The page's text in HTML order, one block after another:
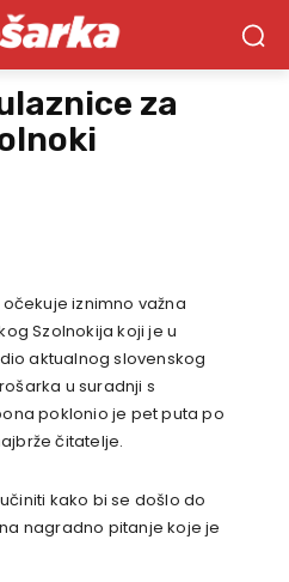
za
iznimno važna
Szolnokija koji je u
aktualnog slovenskog
u suradnji s
poklonio je pet puta po
čitatelje.
kako bi se došlo do
nagradno pitanje koje je